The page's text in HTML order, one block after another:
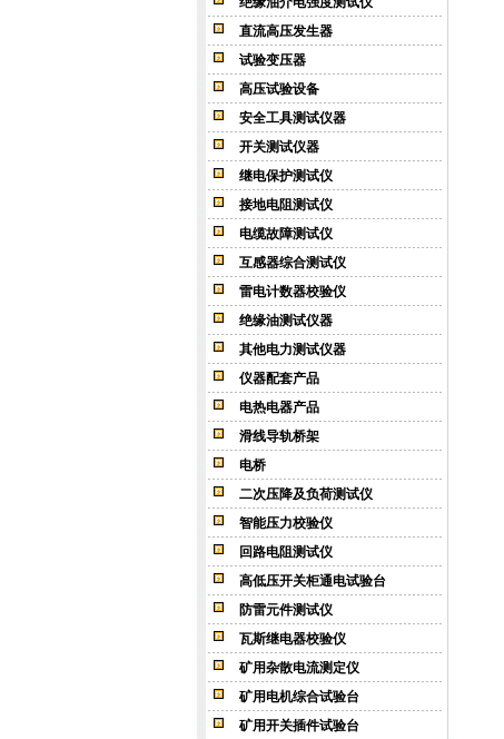
直流高压发生器
试验变压器
高压试验设备
安全工具测试仪器
开关测试仪器
继电保护测试仪
接地电阻测试仪
电缆故障测试仪
互感器综合测试仪
雷电计数器校验仪
绝缘油测试仪器
其他电力测试仪器
仪器配套产品
电热电器产品
滑线导轨桥架
电桥
二次压降及负荷测试仪
智能压力校验仪
回路电阻测试仪
高低压开关柜通电试验台
防雷元件测试仪
瓦斯继电器校验仪
矿用杂散电流测定仪
矿用电机综合试验台
矿用开关插件试验台